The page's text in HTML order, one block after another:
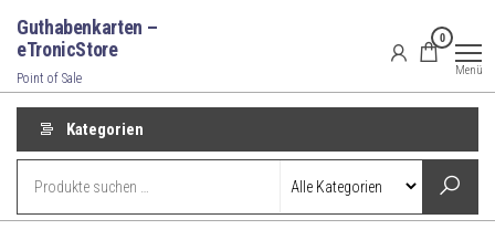
Inhalt
springen
Guthabenkarten –
eTronicStore
Point of Sale
0
Menü
Kategorien